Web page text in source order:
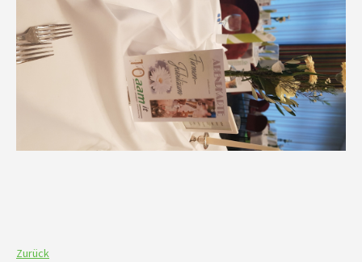
Zurück